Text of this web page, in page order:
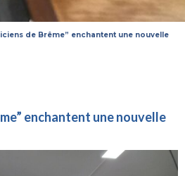
de Brême” enchantent une nouvelle
enchantent une nouvelle